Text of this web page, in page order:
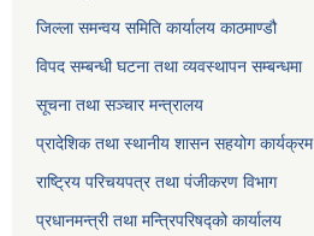
जिल्ला समन्वय समिति कार्यालय काठमाण्ड‌ौ
विपद सम्बन्धी घटना तथा व्यवस्थापन सम्बन्धमा
सूचना तथा सञ्चार मन्त्रालय
प्रादेशिक तथा स्थानीय शासन सहयोग कार्यक्रम
राष्ट्रिय परिचयपत्र तथा पंजीकरण विभाग
प्रधानमन्त्री तथा मन्त्रिपरिषद्को कार्यालय